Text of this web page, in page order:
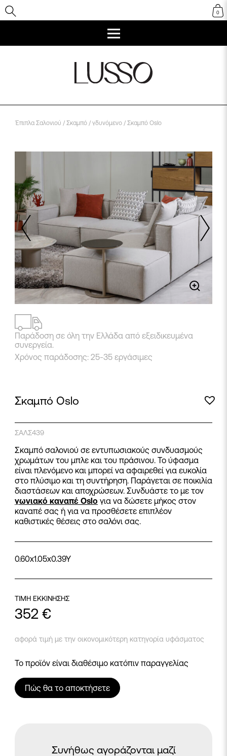
0
Έπιπλα Σαλονιού / Σκαμπό / γδυνόμενο / Σκαμπό Oslo
Παράδοση σε όλη την Ελλάδα από εξειδικευμένα
συνεργεία.
Χρόνος παράδοσης: 25-35 εργάσιμες
Σκαμπό Oslo
ΣΑΛΣ439
Σκαμπό σαλονιού σε εντυπωσιακούς συνδυασμούς
χρωμάτων του μπλε και του πράσινου. Το ύφασμα
είναι πλενόμενο και μπορεί να αφαιρεθεί για ευκολία
στο πλύσιμο και τη συντήρηση. Παράγεται σε ποικιλία
διαστάσεων και αποχρώσεων. Συνδυάστε το με τον
γωνιακό καναπέ Oslo για να δώσετε μήκος στον
καναπέ σας ή για να προσθέσετε επιπλέον
καθιστικές θέσεις στο σαλόνι σας.
0.60x1.05x0.39Y
ΤΙΜΗ ΕΚΚΙΝΗΣΗΣ
352 €
αφορά τιμή με την οικονομικότερη κατηγορία υφάσματος
Το προϊόν είναι διαθέσιμο κατόπιν παραγγελίας
Πώς θα το αποκτήσετε
Συνήθως αγοράζονται μαζί